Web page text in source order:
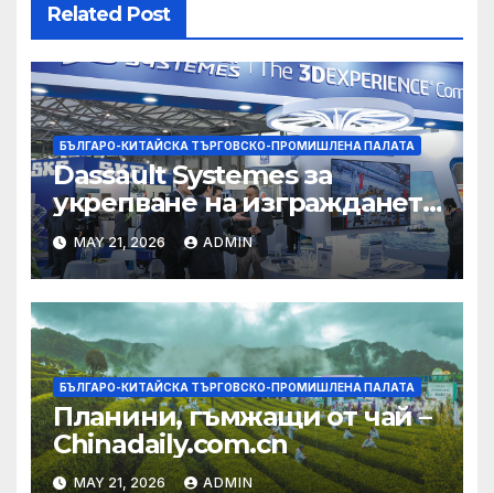
Related Post
БЪЛГАРО-КИТАЙСКА ТЪРГОВСКО-ПРОМИШЛЕНА ПАЛАТА
Dassault Systemes за
укрепване на изграждането
на AI екосистема в Китай
MAY 21, 2026 ADMIN
БЪЛГАРО-КИТАЙСКА ТЪРГОВСКО-ПРОМИШЛЕНА ПАЛАТА
Планини, гъмжащи от чай –
Chinadaily.com.cn
MAY 21, 2026 ADMIN